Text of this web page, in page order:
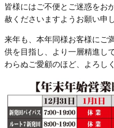
皆様にはご不便とご迷惑をお
赦くださいますようお願い申
来年も、本年同様お客様にご
供を目指し、より一層精進し
わらぬご愛顧のほど、よろし